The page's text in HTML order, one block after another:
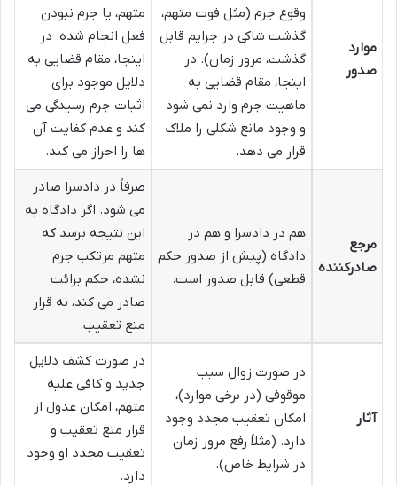
موارد
صدور
وقوع جرم (مثل فوت متهم،
گذشت شاکی در جرایم قابل
گذشت، مرور زمان). در
اینجا، مقام قضایی به
ماهیت جرم وارد نمی شود
و وجود مانع شکلی را ملاک
قرار می دهد.
متهم، یا جرم نبودن
فعل انجام شده. در
اینجا، مقام قضایی به
دلایل موجود برای
اثبات جرم رسیدگی می
کند و عدم کفایت آن
ها را احراز می کند.
مرجع
صادرکننده
هم در دادسرا و هم در
دادگاه (پیش از صدور حکم
قطعی) قابل صدور است.
صرفاً در دادسرا صادر
می شود. اگر دادگاه به
این نتیجه برسد که
متهم مرتکب جرم
نشده، حکم برائت
صادر می کند، نه قرار
منع تعقیب.
آثار
در صورت زوال سبب
موقوفی (در برخی موارد)،
امکان تعقیب مجدد وجود
دارد. (مثلاً رفع مرور زمان
در شرایط خاص).
در صورت کشف دلایل
جدید و کافی علیه
متهم، امکان عدول از
قرار منع تعقیب و
تعقیب مجدد او وجود
دارد.